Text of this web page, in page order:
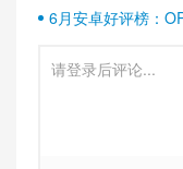
6月安卓好评榜：